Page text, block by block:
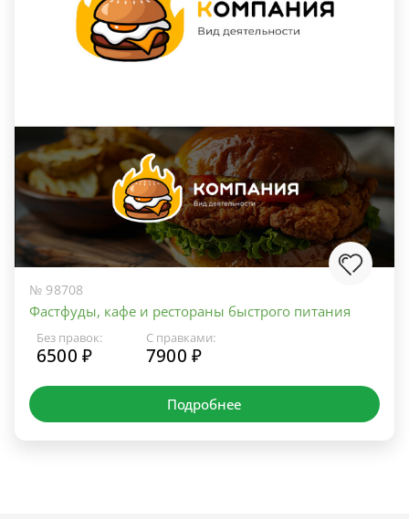
№ 98708
Фастфуды, кафе и рестораны быстрого питания
Без правок:
6500 ₽
С правками:
7900 ₽
Подробнее